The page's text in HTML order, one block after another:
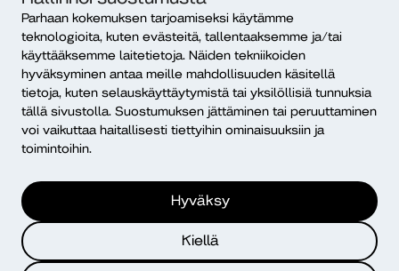
Parhaan kokemuksen tarjoamiseksi käytämme
teknologioita, kuten evästeitä, tallentaaksemme ja/tai
käyttääksemme laitetietoja. Näiden tekniikoiden
hyväksyminen antaa meille mahdollisuuden käsitellä
tietoja, kuten selauskäyttäytymistä tai yksilöllisiä tunnuksia
tällä sivustolla. Suostumuksen jättäminen tai peruuttaminen
voi vaikuttaa haitallisesti tiettyihin ominaisuuksiin ja
toimintoihin.
Hyväksy
Kiellä
Liikuttava sote
Liikuttava sote -hanke vahvistaa Pohjois-
terveyttä edistävästä liikkumisesta ja tarjoaa
sote-ammattilaisille ja sote-oppilaitosten
opettajille täydennyskoulutusta
terveysliikunnasta ja liikkumisen puheeksiotosta.